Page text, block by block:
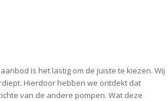
is het lastig om de juiste te kiezen. Wij
Hierdoor hebben we ontdekt dat
van de andere pompen. Wat deze